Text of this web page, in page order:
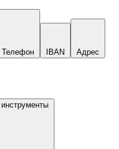
Телефон IBAN Адрес